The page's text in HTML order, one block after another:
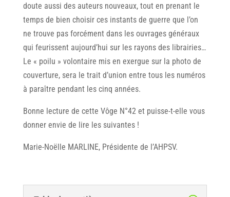
doute aussi des auteurs nouveaux, tout en prenant le
temps de bien choisir ces instants de guerre que l’on
ne trouve pas forcément dans les ouvrages généraux
qui feurissent aujourd’hui sur les rayons des librairies…
Le « poilu » volontaire mis en exergue sur la photo de
couverture, sera le trait d’union entre tous les numéros
à paraître pendant les cinq années.
Bonne lecture de cette Vôge N°42 et puisse-t-elle vous
donner envie de lire les suivantes !
Marie-Noëlle MARLINE, Présidente de l’AHPSV.